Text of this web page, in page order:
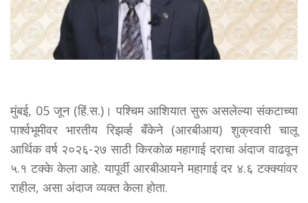
मुंबई, 05 जून (हिं.स.)। पश्चिम आशियात सुरू असलेल्या संकटाच्या
पार्श्वभूमीवर भारतीय रिझर्व्ह बँकेने (आरबीआय) शुक्रवारी चालू
आर्थिक वर्ष २०२६-२७ साठी किरकोळ महागाई दराचा अंदाज वाढवून
५.१ टक्के केला आहे. यापूर्वी आरबीआयने महागाई दर ४.६ टक्क्यांवर
राहील, असा अंदाज व्यक्त केला होता.